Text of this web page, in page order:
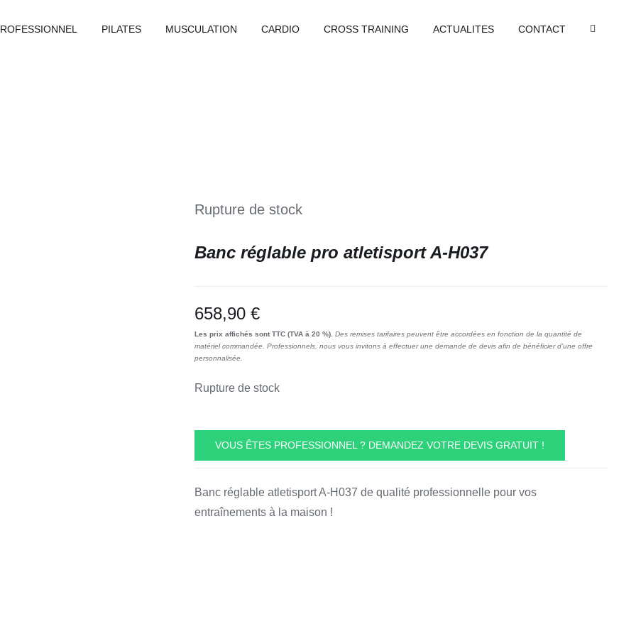
PILATES MUSCULATION CARDIO CROSS TRAINING ACTUALITES CONTACT
Rupture de stock
Banc réglable pro atletisport A-H037
658,90€
Les prix affichés sont TTC (TVA à 20 %).Des remises tarifaires peuvent être accordées en fonction de la quantité de
matériel commandée. Professionnels, nous vous invitons à effectuer une demande de devis afin de bénéficier d’une offre
personnalisée.
Rupture de stock
VOUS ÊTES PROFESSIONNEL ? DEMANDEZ VOTRE DEVIS GRATUIT !
Banc réglable atletisport A-H037 de qualité professionnelle pour vos
entraînements à la maison !